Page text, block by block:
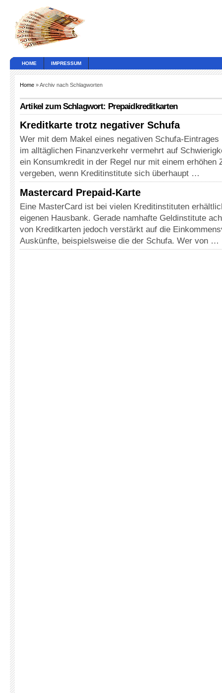
HOME IMPRESSUM
Home » Archiv nach Schlagworten
Artikel zum Schlagwort: Prepaidkreditkarten
Kreditkarte trotz negativer Schufa
Wer mit dem Makel eines negativen Schufa-
im alltäglichen Finanzverkehr vermehrt auf
ein Konsumkredit in der Regel nur mit einem erhöhen
vergeben, wenn Kreditinstitute sich überhaupt …
Mastercard Prepaid-Karte
Eine MasterCard ist bei vielen Kreditinstituten
eigenen Hausbank. Gerade namhafte Geldinstitute
von Kreditkarten jedoch verstärkt auf die
Auskünfte, beispielsweise die der Schufa. Wer von …